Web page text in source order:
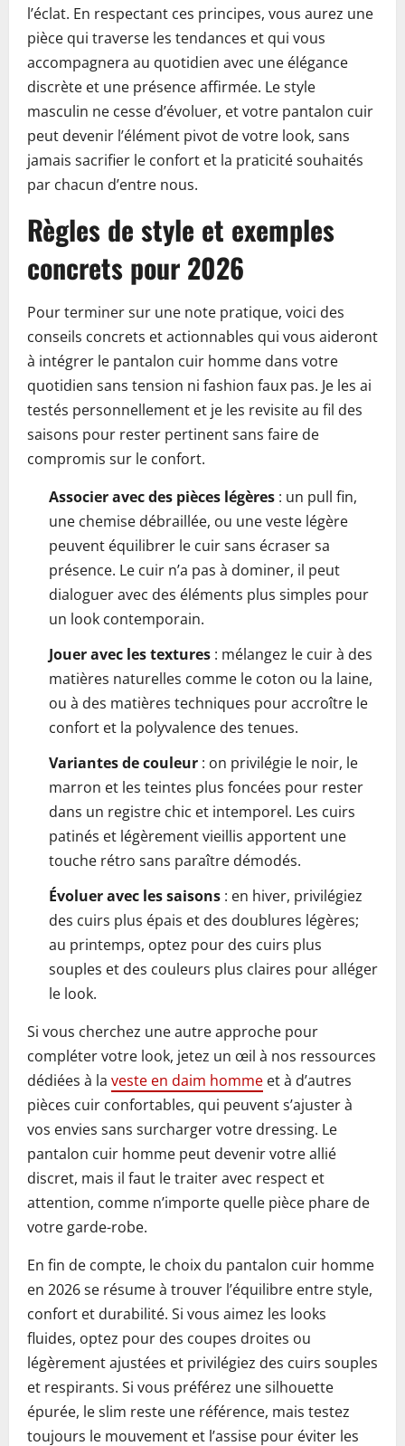
l’éclat. En respectant ces principes, vous aurez une
pièce qui traverse les tendances et qui vous
accompagnera au quotidien avec une élégance
discrète et une présence affirmée. Le style
masculin ne cesse d’évoluer, et votre pantalon cuir
peut devenir l’élément pivot de votre look, sans
jamais sacrifier le confort et la praticité souhaités
par chacun d’entre nous.
Règles de style et exemples
concrets pour 2026
Pour terminer sur une note pratique, voici des
conseils concrets et actionnables qui vous aideront
à intégrer le pantalon cuir homme dans votre
quotidien sans tension ni fashion faux pas. Je les ai
testés personnellement et je les revisite au fil des
saisons pour rester pertinent sans faire de
compromis sur le confort.
Associer avec des pièces légères : un pull fin,
une chemise débraillée, ou une veste légère
peuvent équilibrer le cuir sans écraser sa
présence. Le cuir n’a pas à dominer, il peut
dialoguer avec des éléments plus simples pour
un look contemporain.
Jouer avec les textures : mélangez le cuir à des
matières naturelles comme le coton ou la laine,
ou à des matières techniques pour accroître le
confort et la polyvalence des tenues.
Variantes de couleur : on privilégie le noir, le
marron et les teintes plus foncées pour rester
dans un registre chic et intemporel. Les cuirs
patinés et légèrement vieillis apportent une
touche rétro sans paraître démodés.
Évoluer avec les saisons : en hiver, privilégiez
des cuirs plus épais et des doublures légères;
au printemps, optez pour des cuirs plus
souples et des couleurs plus claires pour alléger
le look.
Si vous cherchez une autre approche pour
compléter votre look, jetez un œil à nos ressources
dédiées à la veste en daim homme et à d’autres
pièces cuir confortables, qui peuvent s’ajuster à
vos envies sans surcharger votre dressing. Le
pantalon cuir homme peut devenir votre allié
discret, mais il faut le traiter avec respect et
attention, comme n’importe quelle pièce phare de
votre garde-robe.
En fin de compte, le choix du pantalon cuir homme
en 2026 se résume à trouver l’équilibre entre style,
confort et durabilité. Si vous aimez les looks
fluides, optez pour des coupes droites ou
légèrement ajustées et privilégiez des cuirs souples
et respirants. Si vous préférez une silhouette
épurée, le slim reste une référence, mais testez
toujours le mouvement et l’assise pour éviter les